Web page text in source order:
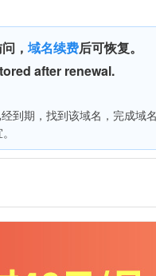
， 域名续费后可恢复。
after renewal.
期，找到该域名，完成域名续